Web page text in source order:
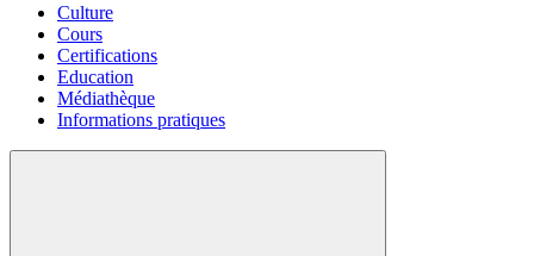
Culture
Cours
Certifications
Education
Médiathèque
Informations pratiques